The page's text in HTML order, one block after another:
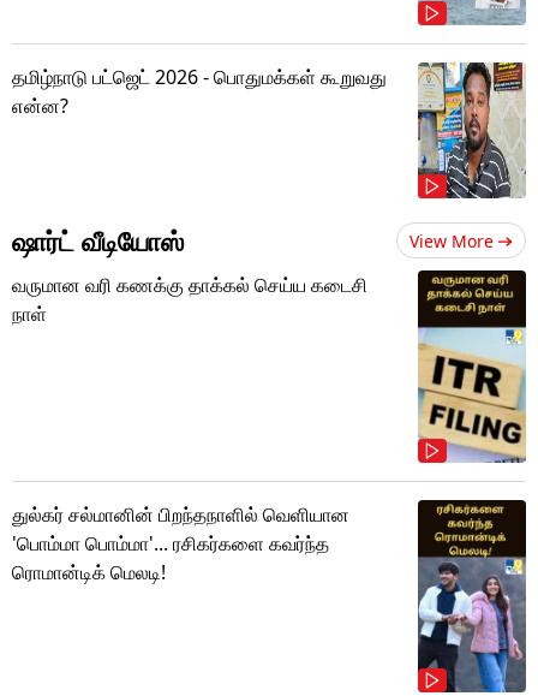
தமிழ்நாடு பட்ஜெட் 2026 - பொதுமக்கள் கூறுவது
என்ன?
ஷார்ட் வீடியோஸ் View More
வருமான வரி கணக்கு தாக்கல் செய்ய கடைசி
நாள்
துல்கர் சல்மானின் பிறந்தநாளில் வெளியான
'பொம்மா பொம்மா'... ரசிகர்களை கவர்ந்த
ரொமான்டிக் மெலடி!